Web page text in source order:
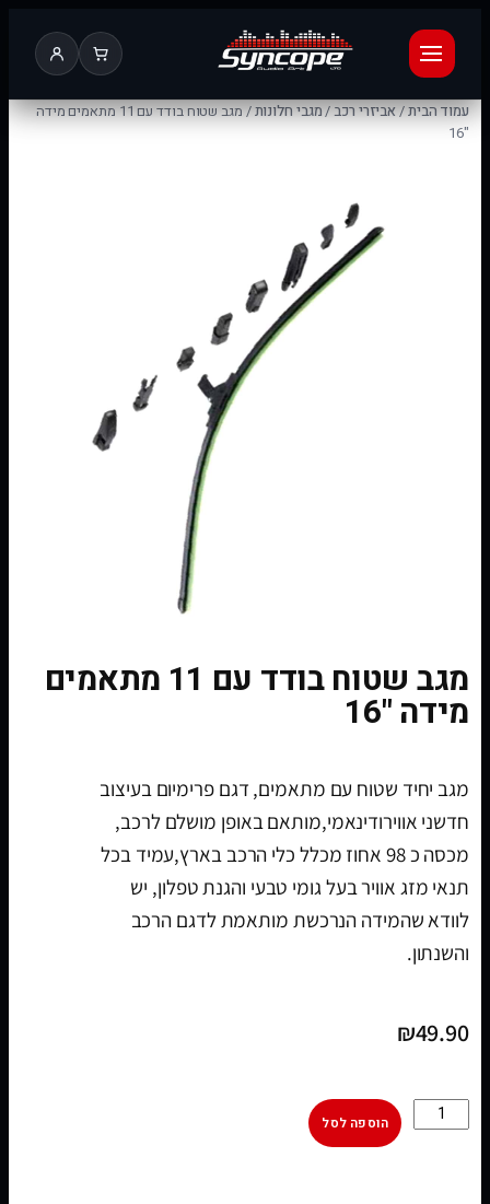
עמוד הבית/אביזרי רכב/מגבי חלונות
/ מגב שטוח בודד עם 11 מתאמים מידה
"16
מגב שטוח בודד עם 11 מתאמים
מידה "16
מגב יחיד שטוח עם מתאמים, דגם פרימיום בעיצוב
חדשני אווירודינאמי,מותאם באופן מושלם לרכב,
מכסה כ 98 אחוז מכלל כלי הרכב בארץ,עמיד בכל
תנאי מזג אוויר בעל גומי טבעי והגנת טפלון, יש
לוודא שהמידה הנרכשת מותאמת לדגם הרכב
והשנתון.
₪49.90
הוספה לסל